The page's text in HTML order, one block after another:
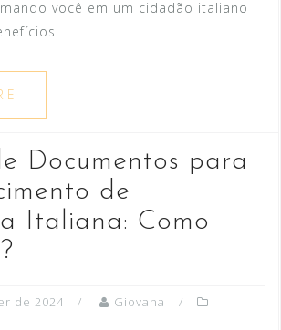
você em um cidadão italiano
Documentos para
de
Italiana: Como
de 2024
Giovana